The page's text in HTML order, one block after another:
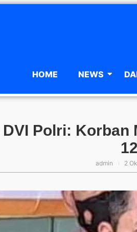
HOME NEWS
DVI Polri:
admin 2